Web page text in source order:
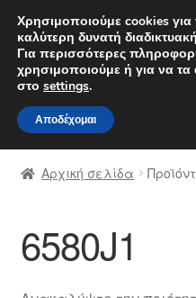
Δευτέρα-Παρ. 9
Απευθείας
μετάβαση
στην
πλοήγηση
Μετάβαση
σε
περιεχόμενο
Αρχική
Διαδικασία Παραπόνων
Επικοινωνία
Αρχική σελίδα
6580J1
Χρησιμοποιούμε cookies
καλύτερη δυνατή
Για περισσότερες
χρησιμοποιούμε ή για να τα
στο settings.
Αποδέχομαι